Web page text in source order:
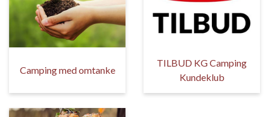
Camping med omtanke
TILBUD KG Camping
Kundeklub